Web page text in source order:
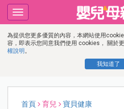
為提供您更多優質的內容，本網站使用
容，即表示您同意我們使用 cookies， 關於
權說明 。
我知道了
Toggle
navigation
首頁 育兒 寶貝健康